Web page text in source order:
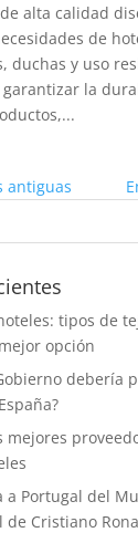
alta calidad
de
duchas y uso
la
antiguas
tipos de
opción
debería
mejores
a Portugal del
Cristiano